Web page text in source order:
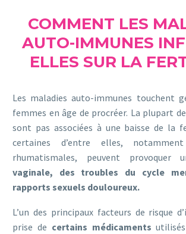
COMMENT LES
AUTO-IMMUNES
ELLES SUR LA
Les maladies auto-immunes touchent
femmes en âge de procréer. La plupart
sont pas associées à une baisse de la
certaines d’entre elles,
rhumatismales, peuvent provoquer
vaginale, des troubles du cycle
rapports sexuels douloureux.
L’un des principaux facteurs de risque
prise de certains médicaments